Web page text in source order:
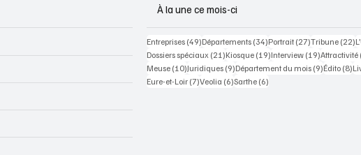
À la une ce mois-ci
Entreprises (49)49 posts
Départements (34)34 posts
Portrait (27)27 posts
Tribune (22)
Dossiers spéciaux (21)21 posts
Kiosque (19)19 posts
Interview (19)19 posts
Attractivité
Meuse (10)10 posts
Juridiques (9)9 posts
Département du mois (9)9 posts
Édito (8)8
Eure-et-Loir (7)7 posts
Veolia (6)6 posts
Sarthe (6)